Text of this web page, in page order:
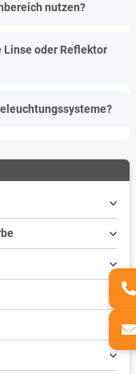
nutzen?
Linse oder Reflektor